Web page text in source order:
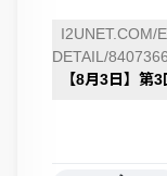
I2UNET.COM/
DETAIL/
【8月3日】第